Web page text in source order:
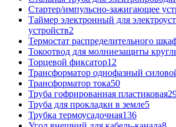
Стартер/импульсно-зажигающее
Таймер электронный для
устройств2
Термостат распределительного
Токоотвод для молниезащиты
Торцевой фиксатор12
Трансформатор однофазный
Трансформатор тока50
Труба гофрированная пластиковая
Труба для прокладки в земле5
Трубка термоусадочная136